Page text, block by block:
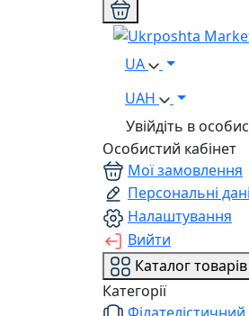
UA
UAH
Увійдіть в
Особистий кабінет
Мої замовлення
Персональні дані
Налаштування
Вийти
Каталог товарів
Категорії